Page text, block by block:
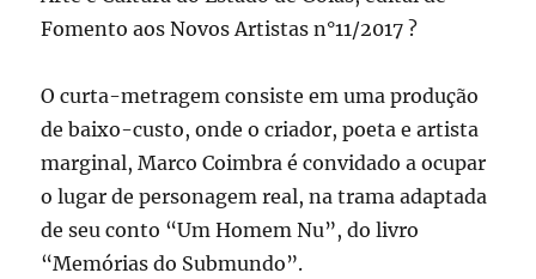
Fomento aos Novos Artistas n°11/2017 ?
O curta-metragem consiste em uma produção
de baixo-custo, onde o criador, poeta e artista
marginal, Marco Coimbra é convidado a ocupar
o lugar de personagem real, na trama adaptada
de seu conto “Um Homem Nu”, do livro
“Memórias do Submundo”.